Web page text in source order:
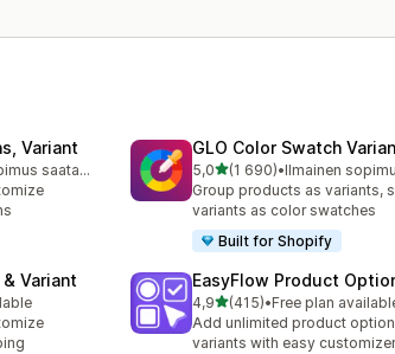
Variant
Ilmainen sopimus saatavilla
GLO Color Swatch
5,0/ 5 tähteä
(1 690)
1690 arvostelua yhteensä
•
Group products as variants,
variants as color swatches
Built for Shopify
Variant EasyFlow Product
4,9/ 5 tähteä
(415)
415 arvostelua yhteensä
•Free plan
Add unlimited product
variants with easy customizer